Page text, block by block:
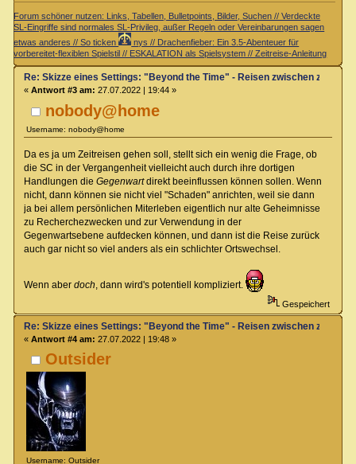
Forum schöner nutzen: Links, Tabellen, Bulletpoints, Bilder, Suchen // Verdeckte
SL-Eingriffe sind normales SL-Privileg, außer Regeln oder Vereinbarungen sagen
etwas anderes // So ticken
nys // Drachenfieber: Ein 3.5-Abenteuer für
vorbereitet-flexiblen Spielstil // ESKALATION als Spielsystem // Zeitreise-Anleitung
nobody@home
Username: nobody@home
Re: Skizze eines Settings: "Beyond the Time" - Reisen zwischen zwei
« Antwort #3 am: 27.07.2022 | 19:44 »
Da es ja um Zeitreisen gehen soll, stellt sich ein wenig die Frage, ob
die SC in der Vergangenheit vielleicht auch durch ihre dortigen
Handlungen die Gegenwartdirekt beeinflussen können sollen. Wenn
nicht, dann können sie nicht viel "Schaden" anrichten, weil sie dann
ja bei allem persönlichen Miterleben eigentlich nur alte Geheimnisse
zu Recherchezwecken und zur Verwendung in der
Gegenwartsebene aufdecken können, und dann ist die Reise zurück
auch gar nicht so viel anders als ein schlichter Ortswechsel.
Wenn aber doch , dann wird's potentiell kompliziert.
Gespeichert
Outsider
Username: Outsider
Re: Skizze eines Settings: "Beyond the Time" - Reisen zwischen zwei
« Antwort #4 am: 27.07.2022 | 19:48 »